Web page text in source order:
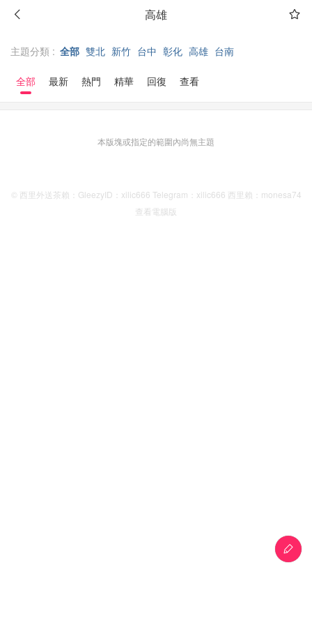
高雄
主題分類 : 全部 雙北 新竹 台中 彰化 高雄 台南
全部 最新 熱門 精華 回復 查看
本版塊或指定的範圍內尚無主題
© 西里外送茶賴：GleezyID：xilic666 Telegram：xilic666 西里賴：monesa74
查看電腦版